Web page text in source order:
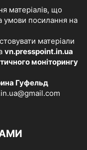
матеріалів, що
умови посилання на
матеріали
vn.presspoint.in.ua
моніторингу
Гуфельд